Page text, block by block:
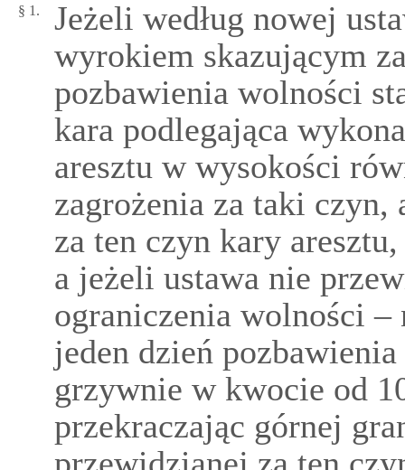
§ 1.
Jeżeli według nowej
wyrokiem skazującym
pozbawienia wolności
kara podlegająca
aresztu w wysokości
zagrożenia za taki
za ten czyn kary
a jeżeli ustawa nie
ograniczenia wolności
jeden dzień
grzywnie w kwocie od
przekraczając górnej